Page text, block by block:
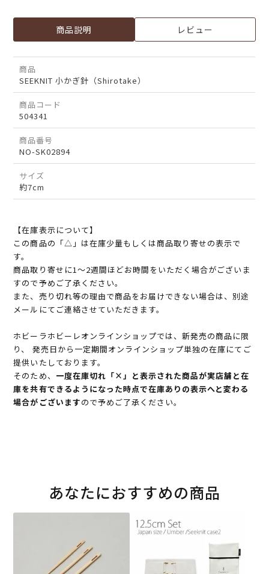
商品説明 レビュー
商品
SEEKNIT 小かぎ針（Shirotake）
商品コード
504341
商品番号
NO-SK02894
サイズ
約7cm
【在庫表示について】
この商品の「△」は在庫少量もしくは商品取り寄せの表示で
す。
商品取り寄せに1～2週間ほどお時間をいただく場合がございま
すので予めご了承ください。
また、売り切れ等の理由で商品をお届けできない場合は、別途
メールにてご連絡させていただきます。
ホビーラホビーレオンラインショップでは、新発売の商品に限
り、 発売日から一定期間オンラインショップ単独の在庫にてご
提供いたしております。
そのため、 一度在庫切れ「×」と表示された商品が実店舗と在
庫を共有できるようになった時点で在庫ありの表示へと変わる
場合がございますので予めご了承ください。
あなたにおすすめの商品